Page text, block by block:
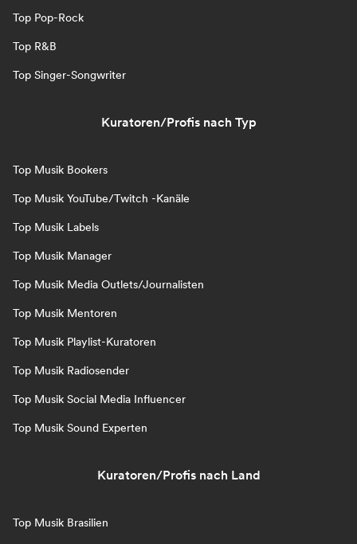
Top Pop-Rock
Top R&B
Top Singer-Songwriter
Kuratoren/Profis nach Typ
Top Musik Bookers
Top Musik YouTube/Twitch -Kanäle
Top Musik Labels
Top Musik Manager
Top Musik Media Outlets/Journalisten
Top Musik Mentoren
Top Musik Playlist-Kuratoren
Top Musik Radiosender
Top Musik Social Media Influencer
Top Musik Sound Experten
Kuratoren/Profis nach Land
Top Musik Brasilien